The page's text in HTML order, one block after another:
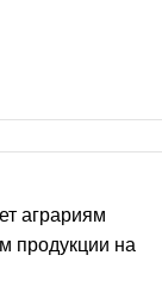
аграриям
продукции на